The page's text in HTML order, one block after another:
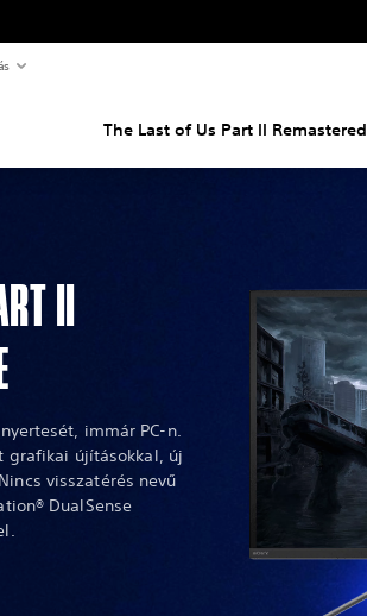
The Last of Us Part II Remastered
II
immár PC-n.
grafikai újításokkal, új
visszatérés nevű
DualSense